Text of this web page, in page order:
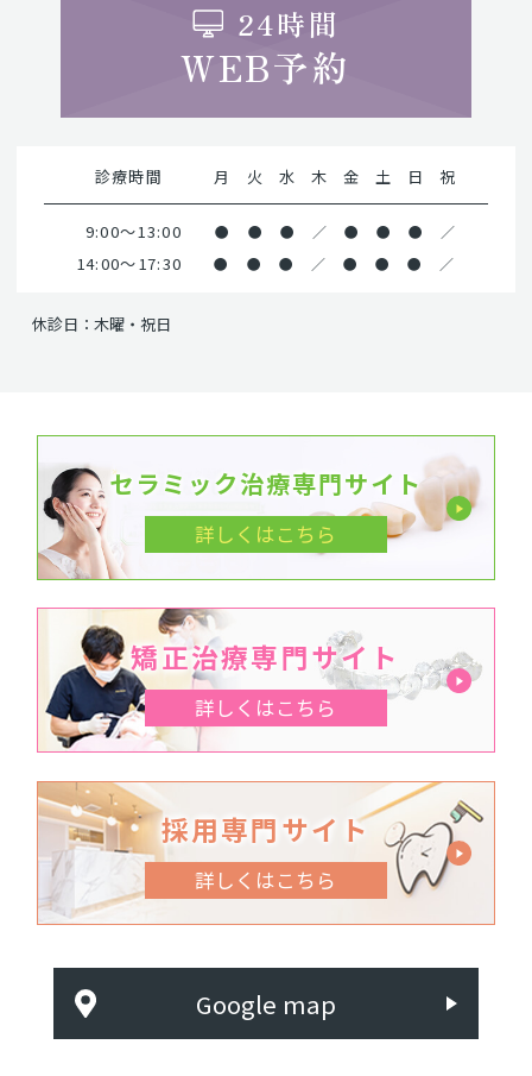
24時間
WEB予約
診療時間 月 火 水 木 金 土 日 祝
9:00～13:00 ● ● ● ／ ● ● ● ／
14:00～17:30 ● ● ● ／ ● ● ● ／
休診日：木曜・祝日
セラミック治療専門サイト
詳しくはこちら
矯正治療専門サイト
詳しくはこちら
採用専門サイト
詳しくはこちら
Google map